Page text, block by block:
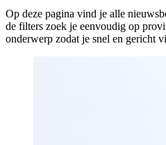
Op deze pagina vind je alle
de filters zoek je eenvoudig op
onderwerp zodat je snel en gericht